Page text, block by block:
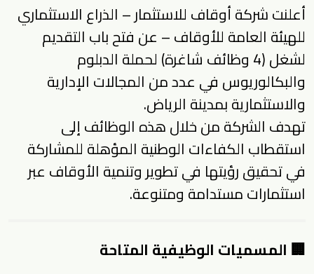
أعلنت شركة أوقاف للاستثمار – الذراع الاستثماري
للهيئة العامة للأوقاف – عن فتح باب التقديم
لشغل (4 وظائف شاغرة) لحملة الدبلوم
والبكالوريوس في عدد من المجالات الإدارية
والاستثمارية بمدينة الرياض.
تهدف الشركة من خلال هذه الوظائف إلى
استقطاب الكفاءات الوطنية المؤهلة للمشاركة
في تحقيق رؤيتها في تطوير وتنمية الأوقاف عبر
استثمارات مستدامة ومتنوعة.
🏢 المسميات الوظيفية المتاحة